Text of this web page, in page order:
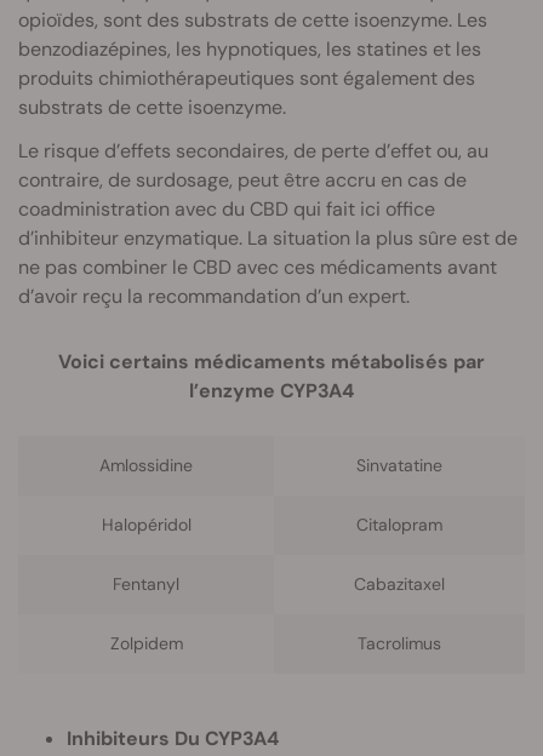
opioïdes, sont des substrats de cette isoenzyme. Les
benzodiazépines, les hypnotiques, les statines et les
produits chimiothérapeutiques sont également des
substrats de cette isoenzyme.
Le risque d’effets secondaires, de perte d’effet ou, au
contraire, de surdosage, peut être accru en cas de
coadministration avec du CBD qui fait ici office
d’inhibiteur enzymatique. La situation la plus sûre est de
ne pas combiner le CBD avec ces médicaments avant
d’avoir reçu la recommandation d’un expert.
Voici certains médicaments métabolisés par
l’enzyme CYP3A4
Amlossidine Sinvatatine
Halopéridol Citalopram
Fentanyl Cabazitaxel
Zolpidem Tacrolimus
Inhibiteurs Du CYP3A4